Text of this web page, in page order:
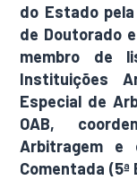
do Estado
de Doutorado
membro de
Instituições
Especial de
OAB,
Arbitragem e
Comentada